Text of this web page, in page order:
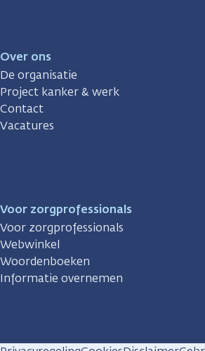
Over ons
De organisatie
Project kanker & werk
Contact
Vacatures
Voor zorgprofessionals
Voor zorgprofessionals
Webwinkel
Woordenboeken
Informatie overnemen